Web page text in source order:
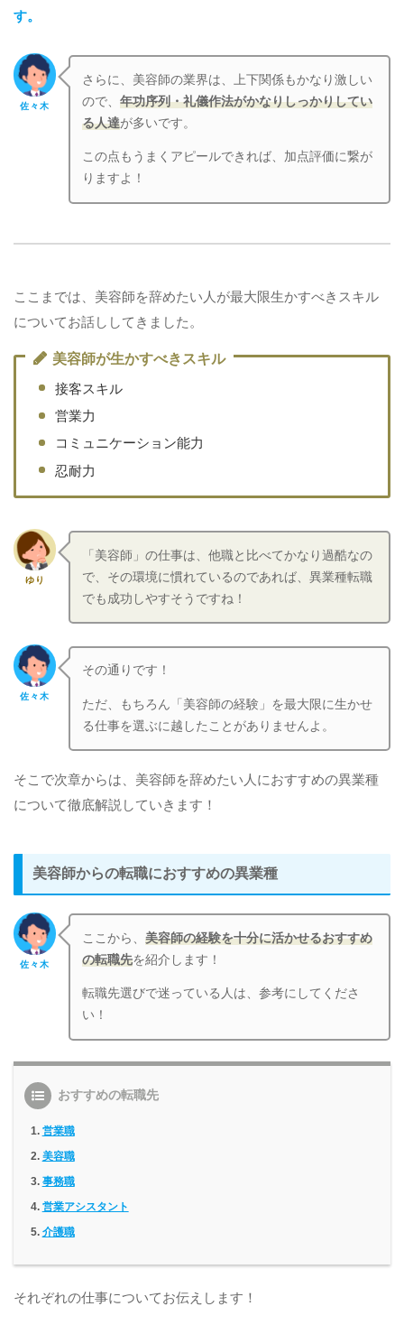
す。
佐々木
さらに、美容師の業界は、上下関係もかなり激しい
ので、年功序列・礼儀作法がかなりしっかりしてい
る人達が多いです。
この点もうまくアピールできれば、加点評価に繋が
りますよ！
ここまでは、美容師を辞めたい人が最大限生かすべきスキル
についてお話ししてきました。
美容師が生かすべきスキル
接客スキル
営業力
コミュニケーション能力
忍耐力
ゆり
「美容師」の仕事は、他職と比べてかなり過酷なの
で、その環境に慣れているのであれば、異業種転職
でも成功しやすそうですね！
佐々木
その通りです！
ただ、もちろん「美容師の経験」を最大限に生かせ
る仕事を選ぶに越したことがありませんよ。
そこで次章からは、美容師を辞めたい人におすすめの異業種
について徹底解説していきます！
美容師からの転職におすすめの異業種
佐々木
ここから、美容師の経験を十分に活かせるおすすめ
の転職先を紹介します！
転職先選びで迷っている人は、参考にしてくださ
い！
おすすめの転職先
営業職
美容職
事務職
営業アシスタント
介護職
それぞれの仕事についてお伝えします！